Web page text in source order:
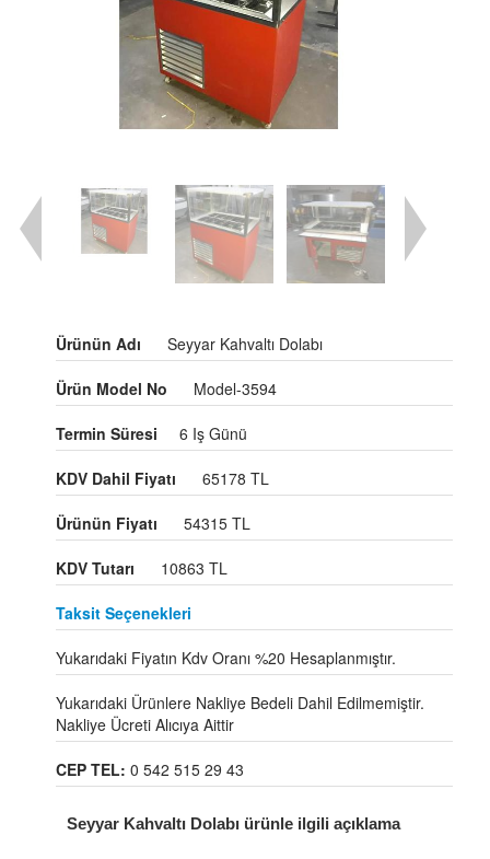
Ürünün Adı Seyyar Kahvaltı Dolabı
Ürün Model No Model-3594
Termin Süresi 6 Iş Günü
KDV Dahil Fiyatı 65178 TL
Ürünün Fiyatı 54315 TL
KDV Tutarı 10863 TL
Taksit Seçenekleri
Yukarıdaki Fiyatın Kdv Oranı %20 Hesaplanmıştır.
Yukarıdaki Ürünlere Nakliye Bedeli Dahil Edilmemiştir.
Nakliye Ücreti Alıcıya Aittir
CEP TEL: 0 542 515 29 43
Seyyar Kahvaltı Dolabı ürünle ilgili açıklama